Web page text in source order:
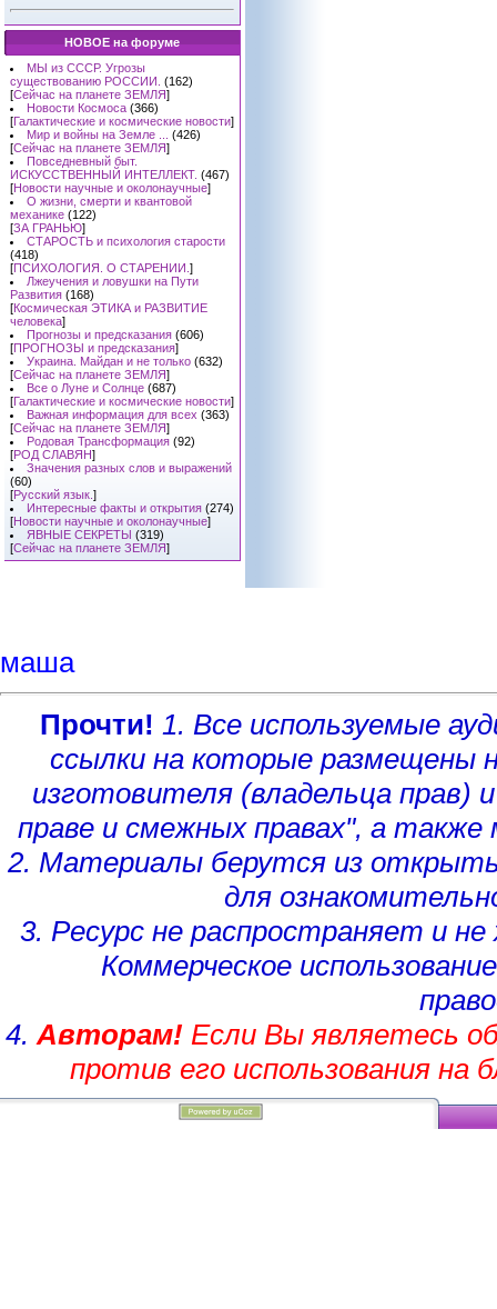
НОВОЕ на форуме
МЫ из СССР. Угрозы
существованию РОССИИ. (162)
[Сейчас на планете ЗЕМЛЯ]
Новости Космоса (366)
[Галактические и космические новости]
Мир и войны на Земле ...
(426)
[Сейчас на планете ЗЕМЛЯ]
Повседневный быт.
ИСКУССТВЕННЫЙ ИНТЕЛЛЕКТ. (467)
[Новости научные и околонаучные]
О жизни, смерти и квантовой
механике (122)
[ЗА ГРАНЬЮ]
СТАРОСТЬ и психология старости
(418)
[ПСИХОЛОГИЯ. О СТАРЕНИИ. ]
Лжеучения и ловушки на Пути
Развития (168)
[Космическая ЭТИКА и РАЗВИТИЕ
человека]
Прогнозы и предсказания (606)
[ПРОГНОЗЫ и предсказания]
Украина. Майдан и не только (632)
[Сейчас на планете ЗЕМЛЯ]
Все о Луне и Солнце (687)
[Галактические и космические новости]
Важная информация для всех (363)
[Сейчас на планете ЗЕМЛЯ]
Родовая Трансформация (92)
[РОД СЛАВЯН]
Значения разных слов и выражений
(60)
[Русский язык. ]
Интересные факты и открытия (274)
[Новости научные и околонаучные]
ЯВНЫЕ СЕКРЕТЫ (319)
[Сейчас на планете ЗЕМЛЯ]
маша
Прочти! 1. Все используемые
ссылки на которые размещены
изготовителя (владельца прав)
праве и смежных правах", а
2. Материалы берутся из
для
3. Ресурс не распространяет и
Коммерческое
4. Авторам!Если Вы являетесь
против его использования на